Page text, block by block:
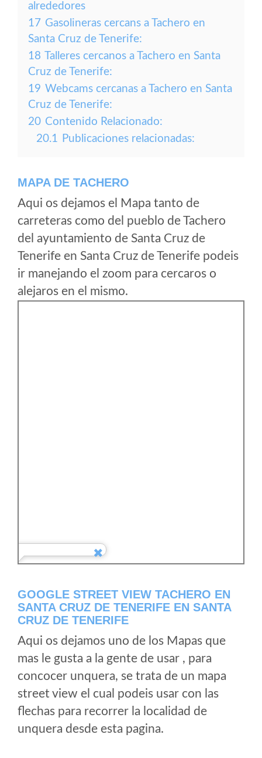
alrededores
17 Gasolineras cercans a Tachero en
Santa Cruz de Tenerife:
18 Talleres cercanos a Tachero en Santa
Cruz de Tenerife:
19 Webcams cercanas a Tachero en Santa
Cruz de Tenerife:
20 Contenido Relacionado:
20.1 Publicaciones relacionadas:
MAPA DE TACHERO
Aqui os dejamos el Mapa tanto de
carreteras como del pueblo de Tachero
del ayuntamiento de Santa Cruz de
Tenerife en Santa Cruz de Tenerife podeis
ir manejando el zoom para cercaros o
alejaros en el mismo.
GOOGLE STREET VIEW TACHERO EN
SANTA CRUZ DE TENERIFE EN SANTA
CRUZ DE TENERIFE
Aqui os dejamos uno de los Mapas que
mas le gusta a la gente de usar , para
concocer unquera, se trata de un mapa
street view el cual podeis usar con las
flechas para recorrer la localidad de
unquera desde esta pagina.